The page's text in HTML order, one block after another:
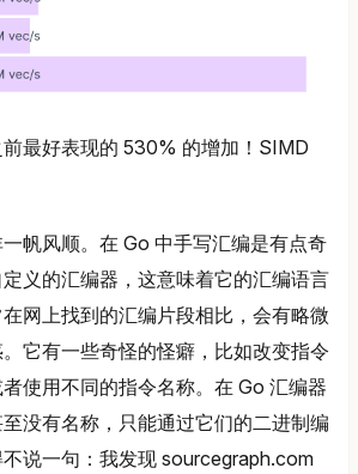
最好表现的 530% 的增加！SIMD
帆风顺。在 Go 中手写汇编是有点奇
义的汇编器，这意味着它的汇编语言
网上找到的汇编片段相比，会有略微
它有一些奇怪的怪癖，比如改变指令
使用不同的指令名称。在 Go 汇编器
没有名称，只能通过它们的二进制编
说一句：我发现 sourcegraph.com